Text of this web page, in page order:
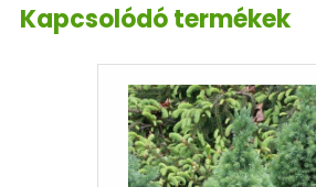
Kapcsolódó termékek